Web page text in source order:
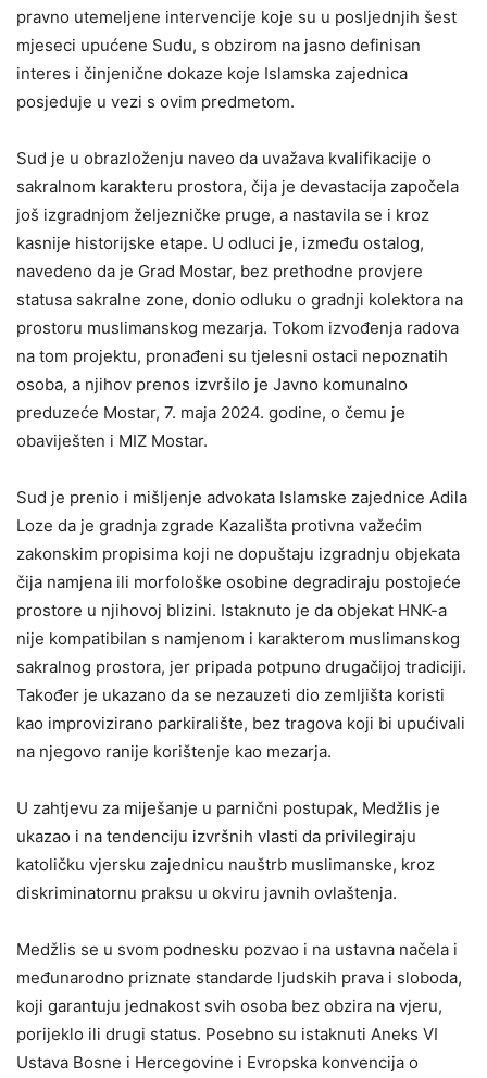
pravno utemeljene intervencije koje su u posljednjih šest
mjeseci upućene Sudu, s obzirom na jasno definisan
interes i činjenične dokaze koje Islamska zajednica
posjeduje u vezi s ovim predmetom.
Sud je u obrazloženju naveo da uvažava kvalifikacije o
sakralnom karakteru prostora, čija je devastacija započela
još izgradnjom željezničke pruge, a nastavila se i kroz
kasnije historijske etape. U odluci je, između ostalog,
navedeno da je Grad Mostar, bez prethodne provjere
statusa sakralne zone, donio odluku o gradnji kolektora na
prostoru muslimanskog mezarja. Tokom izvođenja radova
na tom projektu, pronađeni su tjelesni ostaci nepoznatih
osoba, a njihov prenos izvršilo je Javno komunalno
preduzeće Mostar, 7. maja 2024. godine, o čemu je
obaviješten i MIZ Mostar.
Sud je prenio i mišljenje advokata Islamske zajednice Adila
Loze da je gradnja zgrade Kazališta protivna važećim
zakonskim propisima koji ne dopuštaju izgradnju objekata
čija namjena ili morfološke osobine degradiraju postojeće
prostore u njihovoj blizini. Istaknuto je da objekat HNK-a
nije kompatibilan s namjenom i karakterom muslimanskog
sakralnog prostora, jer pripada potpuno drugačijoj tradiciji.
Također je ukazano da se nezauzeti dio zemljišta koristi
kao improvizirano parkiralište, bez tragova koji bi upućivali
na njegovo ranije korištenje kao mezarja.
U zahtjevu za miješanje u parnični postupak, Medžlis je
ukazao i na tendenciju izvršnih vlasti da privilegiraju
katoličku vjersku zajednicu nauštrb muslimanske, kroz
diskriminatornu praksu u okviru javnih ovlaštenja.
Medžlis se u svom podnesku pozvao i na ustavna načela i
međunarodno priznate standarde ljudskih prava i sloboda,
koji garantuju jednakost svih osoba bez obzira na vjeru,
porijeklo ili drugi status. Posebno su istaknuti Aneks VI
Ustava Bosne i Hercegovine i Evropska konvencija o